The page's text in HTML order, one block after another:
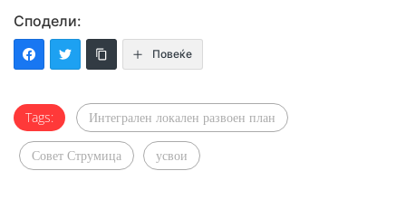
Сподели:
Повеќе
Tags: Интегрален локален развоен план
Совет Струмица усвои